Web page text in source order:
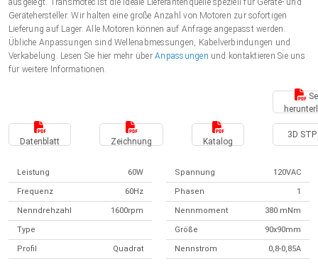
Suomi (EUR)
Svenska (SEK)
ausgelegt. Transmotec ist die ideale Lieferantenquelle speziell für Geräte- und
Gerätehersteller. Wir halten eine große Anzahl von Motoren zur sofortigen
Lieferung auf Lager. Alle Motoren können auf Anfrage angepasst werden.
Übliche Anpassungen sind Wellenabmessungen, Kabelverbindungen und
Verkabelung. Lesen Sie hier mehr überAnpassungen und kontaktieren Sie uns
für weitere Informationen.
Datenblatt Zeichnung Katalog
3D STP
Leistung 60W Spannung 120VAC
Frequenz 60Hz Phasen 1
Nenndrehzahl 1600rpm Nennmoment 380 mNm
Type Größe 90x90mm
Profil Quadrat Nennstrom 0,8-0,85A